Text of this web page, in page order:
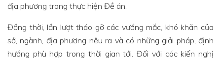
địa phương trong thực hiện Đề án.
Đồng thời, lần lượt tháo gỡ các vướng mắc, khó khăn của
sở, ngành, địa phương nêu ra và có những giải pháp, định
hướng phù hợp trong thời gian tới. Đối với các kiến nghị